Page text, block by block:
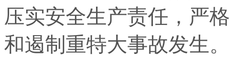
压实安全生产责任，严
和遏制重特大事故发生